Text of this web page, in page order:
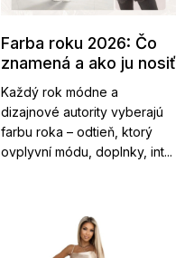
Farba roku 2026: Čo
znamená a ako ju nosiť
Každý rok módne a
dizajnové autority vyberajú
farbu roka – odtieň, ktorý
ovplyvní módu, doplnky, int...